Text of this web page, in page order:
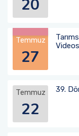
20
Temmuz
27
Temmuz
22
39.